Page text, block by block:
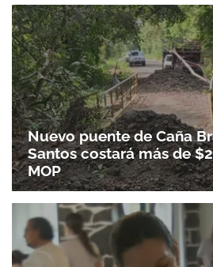
Nuevo puente de Caña
Santos costará más de
MOP